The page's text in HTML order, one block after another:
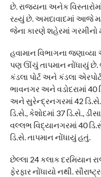
છે. રાજ્યના અનેક
રહ્યું છે. અમદાવાદમાં આજે
જેના કારણે શહેરમાં ગરમીનો
હવામાન વિભાગના
પણ ઊંચું તાપમાન નોંધાયું છે.
કંડલા પોર્ટ અને કંડલા
ભાવનગર અને વડોદરામાં 40
અને સુરેન્દ્રનગરમાં 42 ડિ.સે.
ડિ.સે., કેશોદમાં 37 ડિ.સે.,
વલ્લભ વિદ્યાનગરમાં 40
ડિ.સે. તાપમાન નોંધાયું હતું.
છેલ્લા 24 કલાક દરમિયાન
ફેરફાર નોંધાયો નથી.